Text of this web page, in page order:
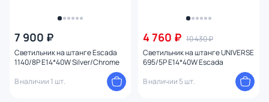
7 900 ₽
Светильник на штанге Escada
1140/8P E14*40W Silver/Chrome
В наличии 1 шт.
4 760 ₽ 10 430 ₽
Светильник на штанге UNIVERSE
695/5P E14*40W Escada
В наличии 5 шт.